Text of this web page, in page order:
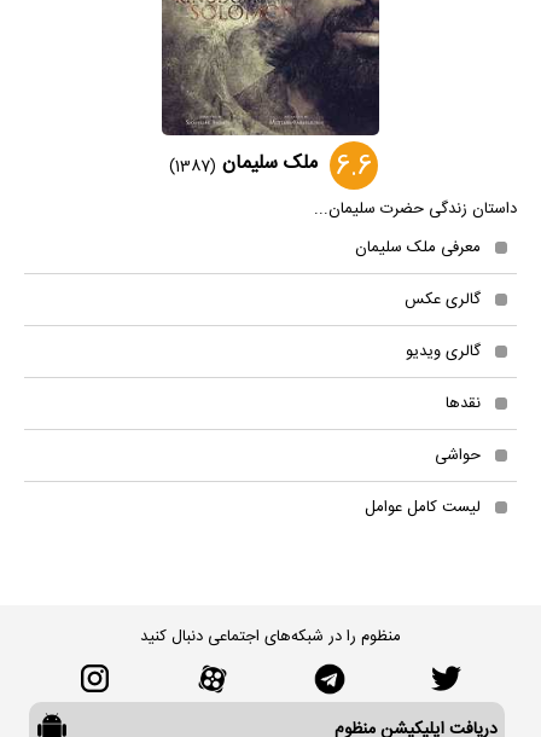
6.6 ملک سلیمان (1387)
داستان زندگی حضرت سلیمان...
معرفی ملک سلیمان
گالری عکس
گالری ویدیو
نقدها
حواشی
لیست کامل عوامل
منظوم را در شبکه‌های اجتماعی دنبال کنید
دریافت اپلیکیشن منظوم